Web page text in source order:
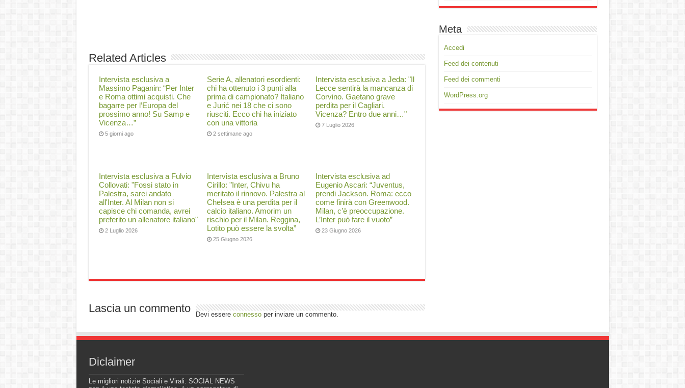
Related Articles
Intervista esclusiva a
Massimo Paganin: “Per Inter
e Roma ottimi acquisti. Che
bagarre per l’Europa del
prossimo anno! Su Samp e
Vicenza…”
5 giorni ago
Serie A, allenatori esordienti:
chi ha ottenuto i 3 punti alla
prima di campionato? Italiano
e Jurić nei 18 che ci sono
riusciti. Ecco chi ha iniziato
con una vittoria
2 settimane ago
Intervista esclusiva a Jeda: "Il
Lecce sentirà la mancanza di
Corvino. Gaetano grave
perdita per il Cagliari.
Vicenza? Entro due anni…"
7 Luglio 2026
Intervista esclusiva a Fulvio
Collovati: "Fossi stato in
Palestra, sarei andato
all'Inter. Al Milan non si
capisce chi comanda, avrei
preferito un allenatore italiano"
2 Luglio 2026
Intervista esclusiva a Bruno
Cirillo: "Inter, Chivu ha
meritato il rinnovo. Palestra al
Chelsea è una perdita per il
calcio italiano. Amorim un
rischio per il Milan. Reggina,
Lotito può essere la svolta”
25 Giugno 2026
Intervista esclusiva ad
Eugenio Ascari: “Juventus,
prendi Jackson. Roma: ecco
come finirà con Greenwood.
Milan, c’è preoccupazione.
L’Inter può fare il vuoto”
23 Giugno 2026
Lascia un commento Devi essere connessoper inviare un commento.
Meta
Accedi
Feed dei contenuti
Feed dei commenti
WordPress.org
Diclaimer
Le migliori notizie Sociali e Virali. SOCIAL NEWS